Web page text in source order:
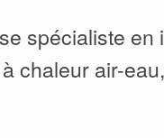
spécialiste en
chaleur air-